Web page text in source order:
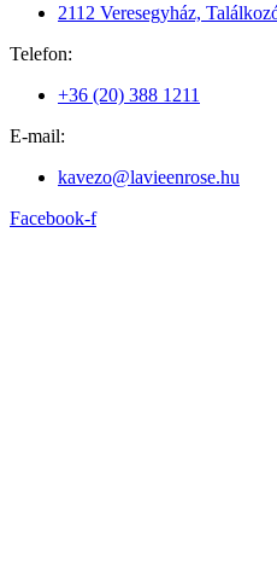
2112 Veresegyház,
Telefon:
+36 (20) 388 1211
E-mail:
kavezo@lavieenrose.hu
Facebook-f